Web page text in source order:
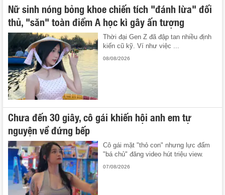
Nữ sinh nóng bỏng khoe chiến tích "đánh lừa" đối
thủ, "săn" toàn điểm A học kì gây ấn tượng
Thời đại Gen Z đã đập tan nhiều định
kiến cũ kỹ. Ví như việc ...
08/08/2026
Chưa đến 30 giây, cô gái khiến hội anh em tự
nguyện về đứng bếp
Cô gái mặt "thỏ con" nhưng lực đấm
"bá chủ" đăng video hút triệu view.
07/08/2026